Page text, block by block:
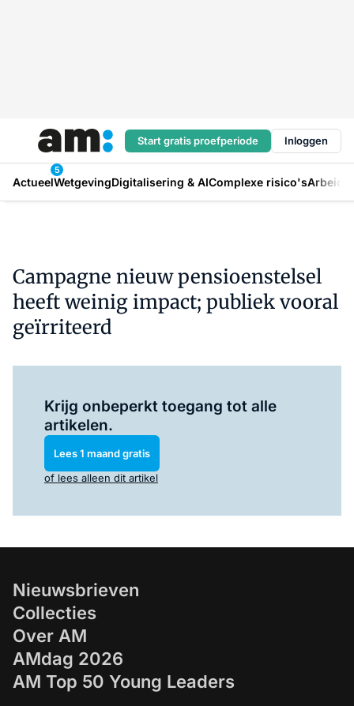
Start gratis proefperiode Inloggen
Actueel
5
WetgevingDigitalisering & AIComplexe risico's
Campagne nieuw pensioenstelsel
heeft weinig impact; publiek vooral
geïrriteerd
Krijg onbeperkt toegang tot alle
artikelen.
Lees 1 maand gratis
of lees alleen dit artikel
Nieuwsbrieven
Collecties
Over AM
AMdag 2026
AM Top 50 Young Leaders